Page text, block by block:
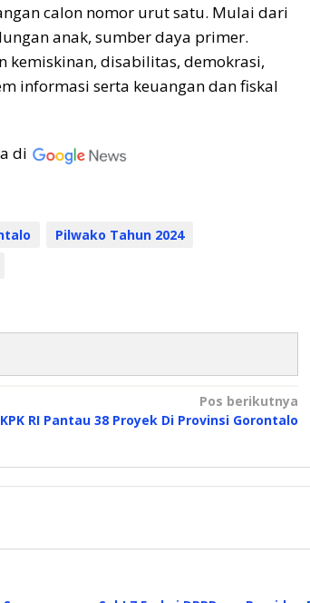
calon nomor urut satu. Mulai dari
anak, sumber daya primer.
kemiskinan, disabilitas, demokrasi,
informasi serta keuangan dan fiskal
di
Pilwako Tahun 2024
Pos berikutnya
KPK RI Pantau 38 Proyek Di Provinsi Gorontalo